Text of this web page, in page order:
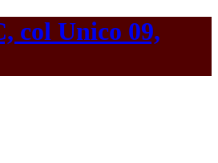
col Unico 09,